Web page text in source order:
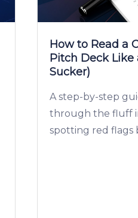
How to Read a
Pitch Deck Like
Sucker)
A step-by-step
through the fluff
spotting red flags